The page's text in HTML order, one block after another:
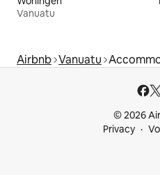
Vanuatu
Airbnb Vanuatu
© 2026
Privacy